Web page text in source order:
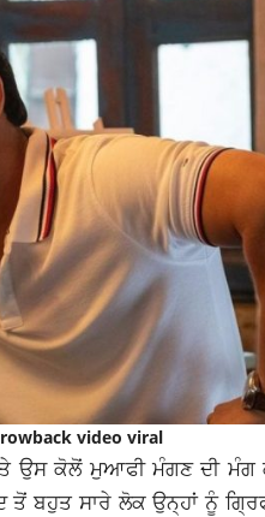
video viral
ਕੋਲੋਂ ਮੁਆਫੀ ਮੰਗਣ ਦੀ ਮੰਗ
ਤੋਂ ਬਹੁਤ ਸਾਰੇ ਲੋਕ ਉਨ੍ਹਾਂ ਨੂੰ